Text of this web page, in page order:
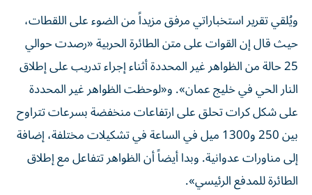
ويُلقي تقرير استخباراتي مرفق مزيداً من الضوء على اللقطات،
حيث قال إن القوات على متن الطائرة الحربية «رصدت حوالي
25 حالة من الظواهر غير المحددة أثناء إجراء تدريب على إطلاق
النار الحي في خليج عمان». و«لوحظت الظواهر غير المحددة
على شكل كرات تحلق على ارتفاعات منخفضة بسرعات تتراوح
بين 250 و1300 ميل في الساعة في تشكيلات مختلفة، إضافة
إلى مناورات عدوانية. وبدا أيضاً أن الظواهر تتفاعل مع إطلاق
الطائرة للمدفع الرئيسي».